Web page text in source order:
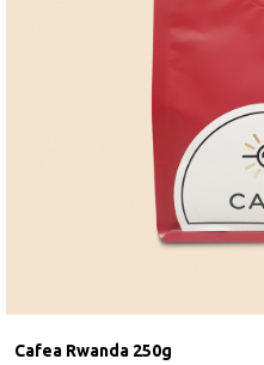
Cafea Rwanda 250g